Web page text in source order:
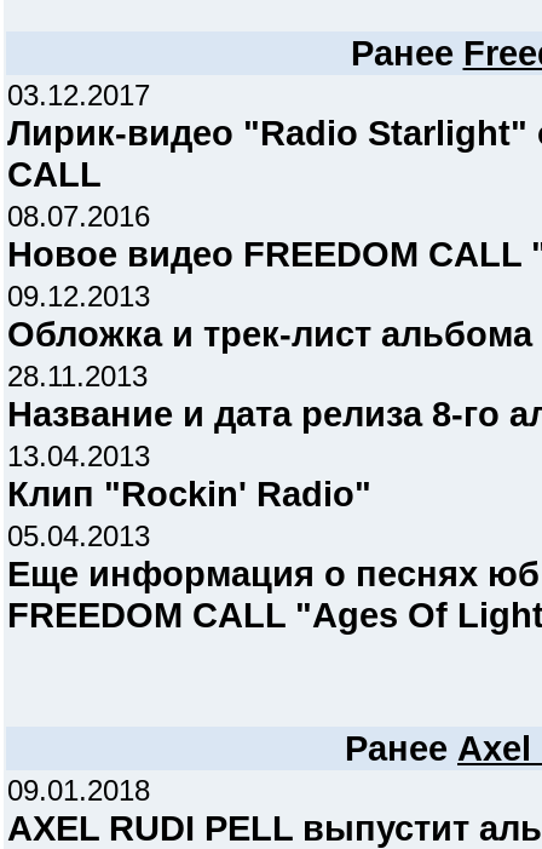
Ранее
03.12.2017
Лирик-видео "Radio Starlight"
CALL
08.07.2016
Новое видео FREEDOM
09.12.2013
Обложка и трек-лист
28.11.2013
Название и дата релиза 8-го
13.04.2013
Клип "Rockin' Radio"
05.04.2013
Еще информация о песнях
FREEDOM CALL "Ages Of
Ранее Axel
09.01.2018
AXEL RUDI PELL выпустит